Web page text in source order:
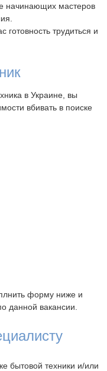
начинающих мастеров
готовность трудиться и
в Украине, вы
вбивать в поиске
форму ниже и
данной вакансии.
бытовой техники и/или